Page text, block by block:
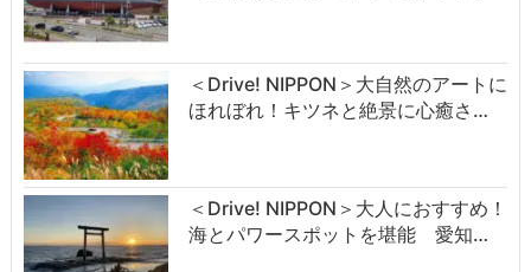
＜Drive! NIPPON＞大自然のアートに
ほれぼれ！キツネと絶景に心癒さ…
＜Drive! NIPPON＞大人におすすめ！
海とパワースポットを堪能 愛知…